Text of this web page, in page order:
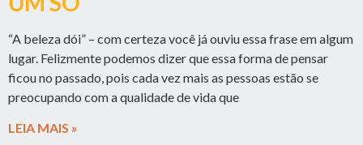
“A beleza dói” – com certeza você já ouviu essa frase em algum
lugar. Felizmente podemos dizer que essa forma de pensar
ficou no passado, pois cada vez mais as pessoas estão se
preocupando com a qualidade de vida que
LEIA MAIS »